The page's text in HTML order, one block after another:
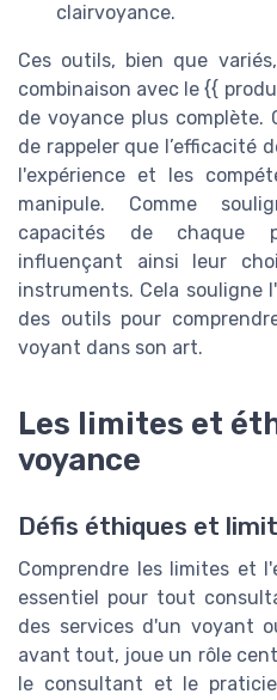
clairvoyance.
Ces outils, bien que
combinaison avec le {{
de voyance plus complète.
de rappeler que l’efficacité
l'expérience et les
manipule. Comme
capacités de chaque
influençant ainsi leur
instruments. Cela souligne
des outils pour
voyant dans son art.
Les limites et
voyance
Défis éthiques et
Comprendre les limites et
essentiel pour tout
des services d'un voyant
avant tout, joue un rôle
le consultant et le